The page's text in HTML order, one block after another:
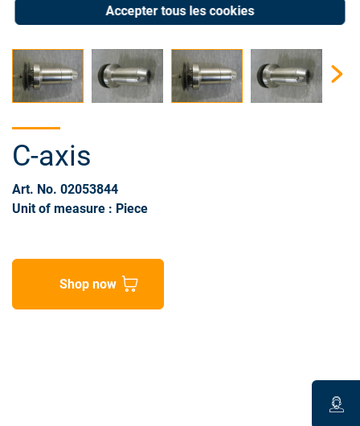
Accepter tous les cookies
C-axis
Art. No. 02053844
Unit of measure : Piece
Shop now